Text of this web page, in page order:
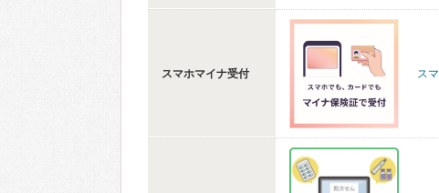
スマホマイナ受付 ス